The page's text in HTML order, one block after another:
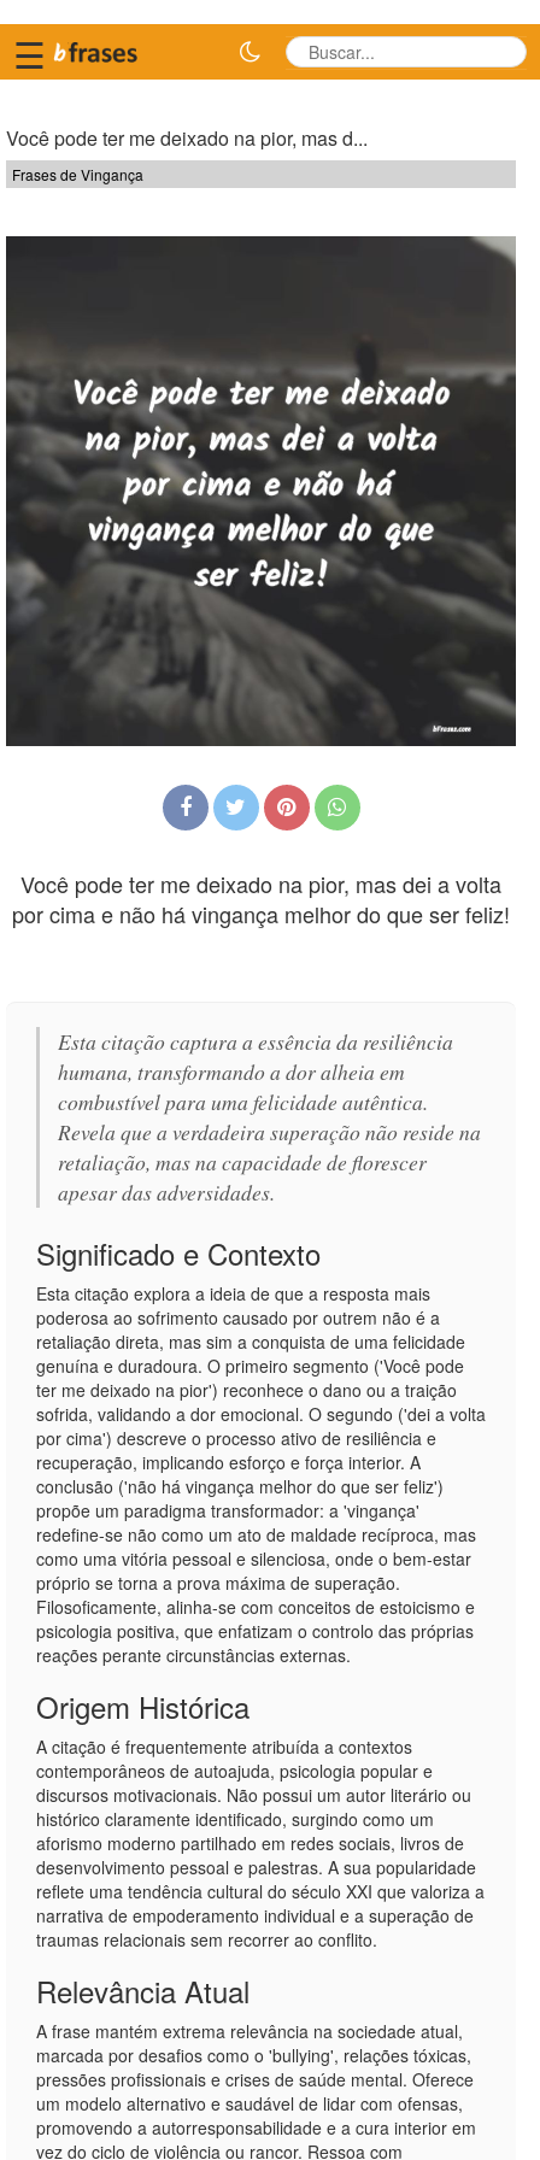
☰
Você pode ter me deixado na pior, mas d...
Frases de Vingança
Você pode ter me deixado na pior, mas dei a volta
por cima e não há vingança melhor do que ser feliz!
Esta citação captura a essência da resiliência
humana, transformando a dor alheia em
combustível para uma felicidade autêntica.
Revela que a verdadeira superação não reside na
retaliação, mas na capacidade de florescer
apesar das adversidades.
Significado e Contexto
Esta citação explora a ideia de que a resposta mais
poderosa ao sofrimento causado por outrem não é a
retaliação direta, mas sim a conquista de uma felicidade
genuína e duradoura. O primeiro segmento ('Você pode
ter me deixado na pior') reconhece o dano ou a traição
sofrida, validando a dor emocional. O segundo ('dei a volta
por cima') descreve o processo ativo de resiliência e
recuperação, implicando esforço e força interior. A
conclusão ('não há vingança melhor do que ser feliz')
propõe um paradigma transformador: a 'vingança'
redefine-se não como um ato de maldade recíproca, mas
como uma vitória pessoal e silenciosa, onde o bem-estar
próprio se torna a prova máxima de superação.
Filosoficamente, alinha-se com conceitos de estoicismo e
psicologia positiva, que enfatizam o controlo das próprias
reações perante circunstâncias externas.
Origem Histórica
A citação é frequentemente atribuída a contextos
contemporâneos de autoajuda, psicologia popular e
discursos motivacionais. Não possui um autor literário ou
histórico claramente identificado, surgindo como um
aforismo moderno partilhado em redes sociais, livros de
desenvolvimento pessoal e palestras. A sua popularidade
reflete uma tendência cultural do século XXI que valoriza a
narrativa de empoderamento individual e a superação de
traumas relacionais sem recorrer ao conflito.
Relevância Atual
A frase mantém extrema relevância na sociedade atual,
marcada por desafios como o 'bullying', relações tóxicas,
pressões profissionais e crises de saúde mental. Oferece
um modelo alternativo e saudável de lidar com ofensas,
promovendo a autorresponsabilidade e a cura interior em
vez do ciclo de violência ou rancor. Ressoa com